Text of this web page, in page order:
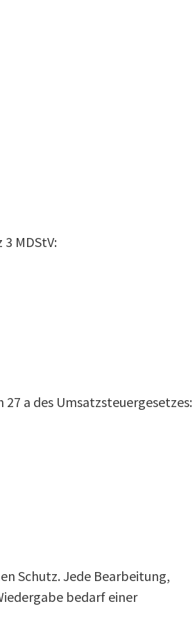
MDStV:
a des Umsatzsteuergesetzes:
Schutz. Jede Bearbeitung,
bedarf einer